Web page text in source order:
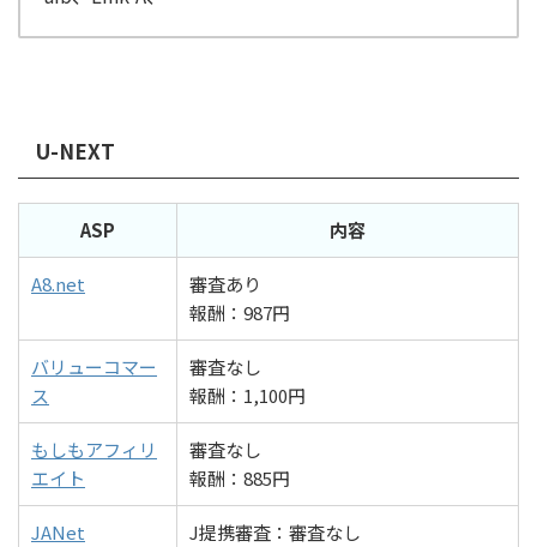
U-NEXT
ASP 内容
A8.net
審査あり
報酬：987円
バリューコマー
ス
審査なし
報酬：1,100円
もしもアフィリ
エイト
審査なし
報酬：885円
JANet
J提携審査：審査なし